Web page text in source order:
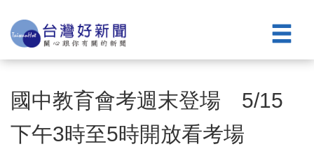
國中教育會考週末登場 5/15
下午3時至5時開放看考場